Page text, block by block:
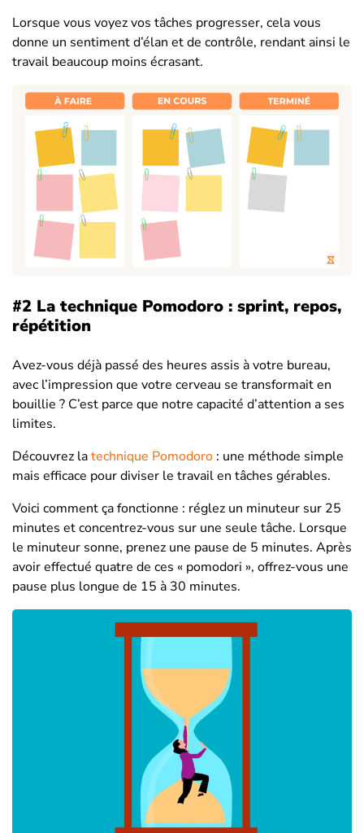
Lorsque vous voyez vos tâches progresser, cela vous
donne un sentiment d’élan et de contrôle, rendant ainsi le
travail beaucoup moins écrasant.
#2 La technique Pomodoro : sprint, repos,
répétition
Avez-vous déjà passé des heures assis à votre bureau,
avec l’impression que votre cerveau se transformait en
bouillie ? C’est parce que notre capacité d’attention a ses
limites.
Découvrez latechnique Pomodoro : une méthode simple
mais efficace pour diviser le travail en tâches gérables.
Voici comment ça fonctionne : réglez un minuteur sur 25
minutes et concentrez-vous sur une seule tâche. Lorsque
le minuteur sonne, prenez une pause de 5 minutes. Après
avoir effectué quatre de ces « pomodori », offrez-vous une
pause plus longue de 15 à 30 minutes.